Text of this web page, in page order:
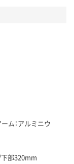
ム：アルミニウ
部320mm